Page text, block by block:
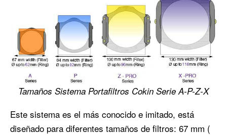
Tamaños Sistema Portafiltros Cokin Serie A-P-Z-X
Este sistema es el más conocido e imitado, está
diseñado para diferentes tamaños de filtros: 67 mm (